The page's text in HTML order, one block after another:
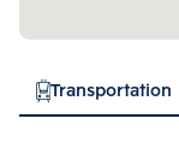
Transportation